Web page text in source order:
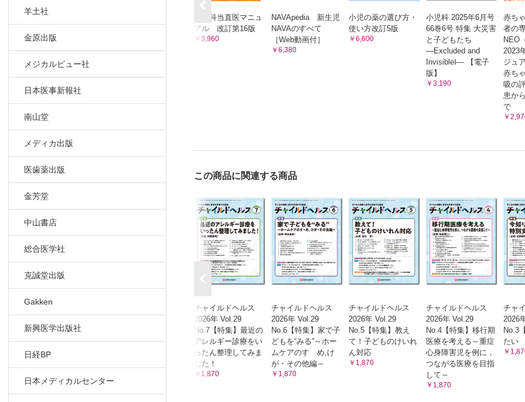
羊土社
金原出版
メジカルビュー社
日本医事新報社
南山堂
メディカ出版
医歯薬出版
金芳堂
中山書店
総合医学社
克誠堂出版
Gakken
新興医学出版社
日経BP
日本メディカルセンター
小児科当直医マニュ
アル 改訂第16版
￥3,960
NAVApedia 新生児
NAVAのすべて
［Web動画付］
￥6,380
小児の薬の選び方・
使い方改訂5版
￥6,600
小児科 2025年6月号
66巻6号 特集 大災害
と子どもたち
―Excluded and
InvisibleⅠ― 【電子
版】
￥3,190
赤ち
者の
NEO
2023
ジュ
赤ち
吸の
患か
で
￥
この商品に関連する商品
チャイルドヘルス
2026年 Vol.29
No.7【特集】最近の
アレルギー診療をい
ったん整理してみま
した！
￥1,870
チャイルドヘルス
2026年 Vol.29
No.6【特集】家で子
どもを“みる”～ホー
ムケアのすゝめ,け
が・その他編～
￥1,870
チャイルドヘルス
2026年 Vol.29
No.5【特集】教え
て！子どものけいれ
ん対応
￥1,870
チャイルドヘルス
2026年 Vol.29
No.4【特集】移行期
医療を考える～重症
心身障害児を例に，
つながる医療を目指
して～
￥1,870
チャ
2026
No.3
たい
￥